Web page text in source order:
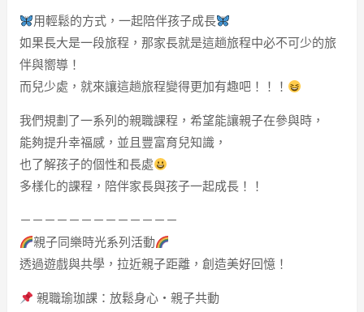
用輕鬆的方式，一起陪伴孩子成長
如果長大是一段旅程，那家長就是這趟旅程中必不可少的旅
伴與嚮導！
而兒少處，就來讓這趟旅程變得更加有趣吧！！！
我們規劃了一系列的親職課程，希望能讓親子在參與時，
能夠提升幸福感，並且豐富育兒知識，
也了解孩子的個性和長處
多樣化的課程，陪伴家長與孩子一起成長！！
－－－－－－－－－－－－－
親子同樂時光系列活動
透過遊戲與共學，拉近親子距離，創造美好回憶！
親職瑜珈課：放鬆身心・親子共動